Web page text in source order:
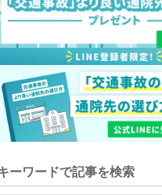
ーワードで記事を検索